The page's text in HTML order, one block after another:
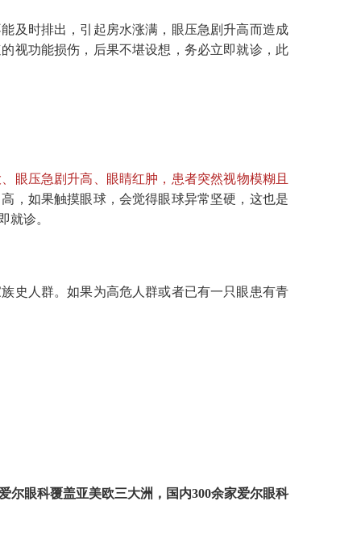
时排出，引起房水涨满，眼压急剧升高而造成
视功能损伤，后果不堪设想，务必立即就诊，此
眼压急剧升高、眼睛红肿，患者突然视物模糊且
，如果触摸眼球，会觉得眼球异常坚硬，这也是
就诊。
人群。如果为高危人群或者已有一只眼患有青
尔眼科覆盖亚美欧三大洲，国内300余家爱尔眼科